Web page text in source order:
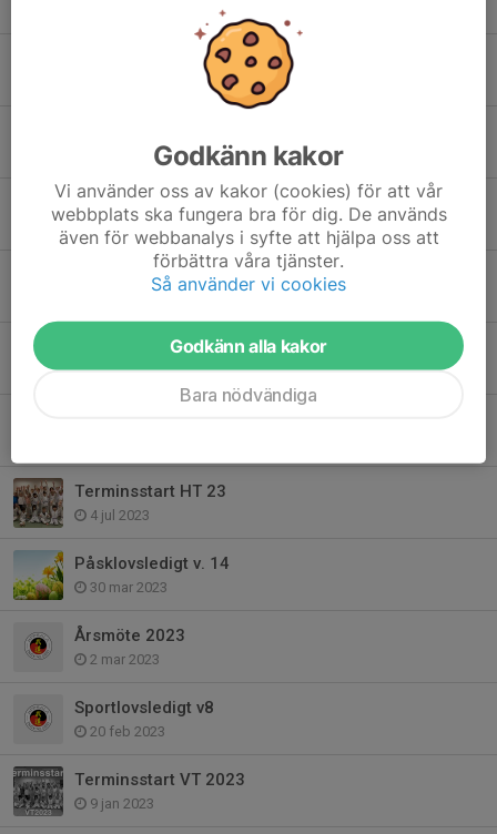
På tisdag börjar Budoträningen!
2 sep 2024
Nytt Bankgiro på våra fakturor
22 jul 2024
Terminsstart VT 24
OBS! Nytt datum för gradering
6 dec 2023
Terminsstart HT 23
4 jul 2023
Påsklovsledigt v. 14
30 mar 2023
Årsmöte 2023
2 mar 2023
Sportlovsledigt v8
20 feb 2023
Terminsstart VT 2023
9 jan 2023
Godkänn kakor
Vi använder oss av kakor (cookies) för att vår
webbplats ska fungera bra för dig. De används
även för webbanalys i syfte att hjälpa oss att
förbättra våra tjänster.
Så använder vi cookies
Godkänn alla kakor
Bara nödvändiga